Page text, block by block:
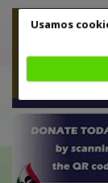
Usamos